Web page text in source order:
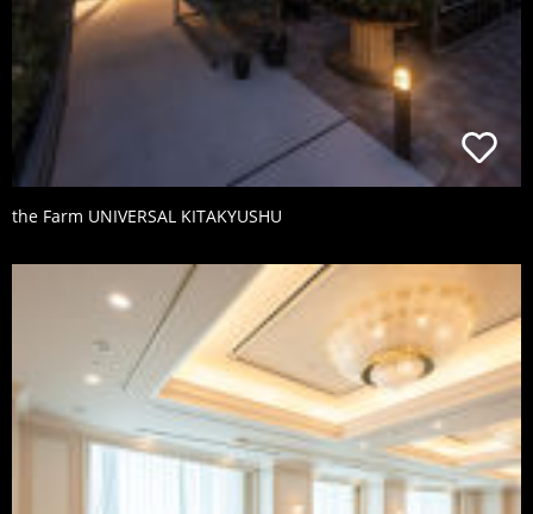
the Farm UNIVERSAL KITAKYUSHU